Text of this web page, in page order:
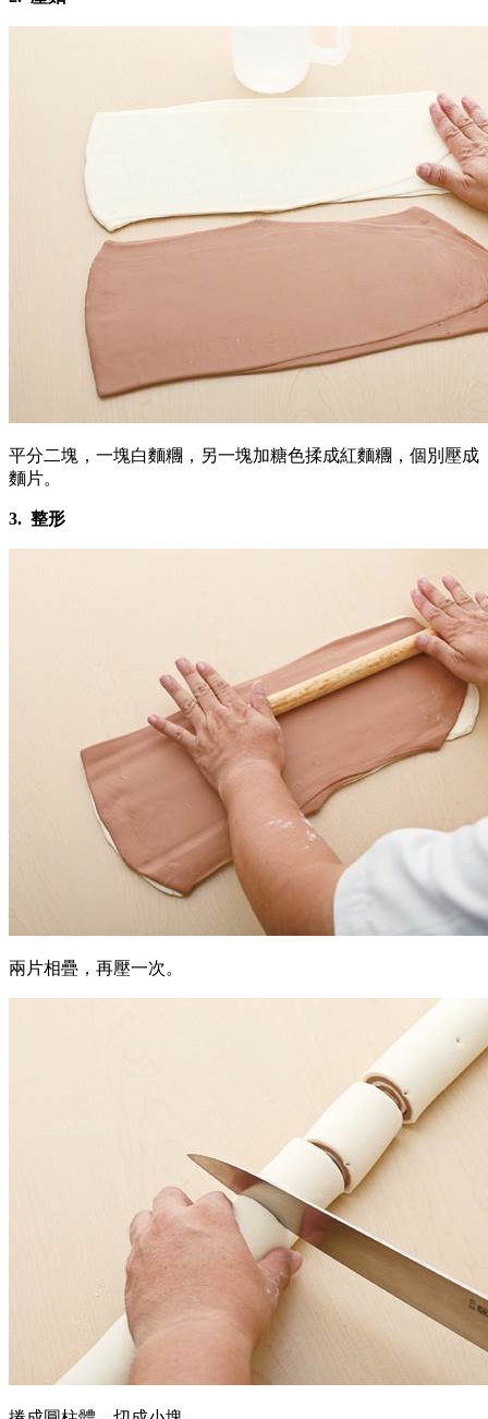
平分二塊，一塊白麵糰，另一塊加糖色揉成紅麵糰，個別壓成
麵片。
3. 整形
兩片相疊，再壓一次。